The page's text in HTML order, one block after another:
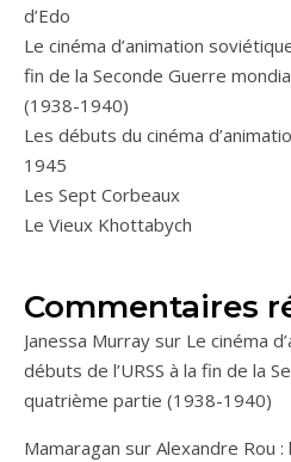
d’Edo
Le cinéma d’animation
fin de la Seconde Guerre
(1938-1940)
Les débuts du cinéma
1945
Les Sept Corbeaux
Le Vieux Khottabych
Commentaires
Janessa Murray sur Le cinéma
débuts de l’URSS à la fin de la
quatrième partie (1938-1940)
Mamaragan sur Alexandre Rou